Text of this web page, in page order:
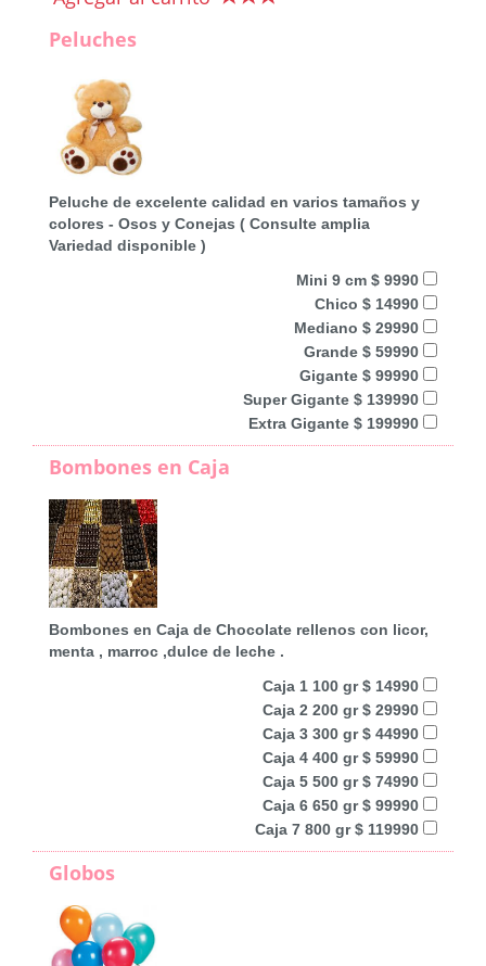
Peluches
Peluche de excelente calidad en varios tamaños y
colores - Osos y Conejas ( Consulte amplia
Variedad disponible )
Mini 9 cm $ 9990
Chico $ 14990
Mediano $ 29990
Grande $ 59990
Gigante $ 99990
Super Gigante $ 139990
Extra Gigante $ 199990
Bombones en Caja
Bombones en Caja de Chocolate rellenos con licor,
menta , marroc ,dulce de leche .
Caja 1 100 gr $ 14990
Caja 2 200 gr $ 29990
Caja 3 300 gr $ 44990
Caja 4 400 gr $ 59990
Caja 5 500 gr $ 74990
Caja 6 650 gr $ 99990
Caja 7 800 gr $ 119990
Globos